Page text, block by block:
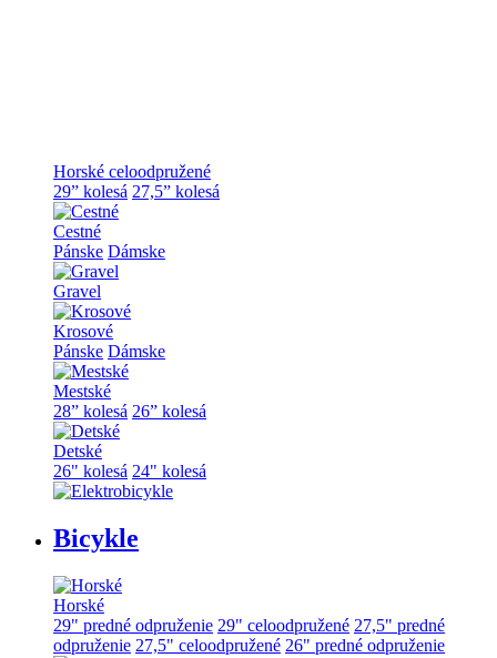
Horské celoodpružené
29” kolesá 27,5” kolesá
Cestné
Pánske Dámske
Gravel
Krosové
Pánske Dámske
Mestské
28” kolesá 26” kolesá
Detské
26" kolesá 24" kolesá
Bicykle
Horské
29" predné odpruženie 29" celoodpružené 27,5" predné
odpruženie 27,5" celoodpružené 26" predné odpruženie